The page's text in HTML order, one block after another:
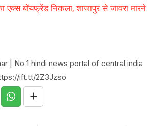
एक्स बॉयफ्रेंड निकला, शाजापुर से जावरा मारने
| No 1 hindi news portal of central india
ift.tt/2Z3Jzso